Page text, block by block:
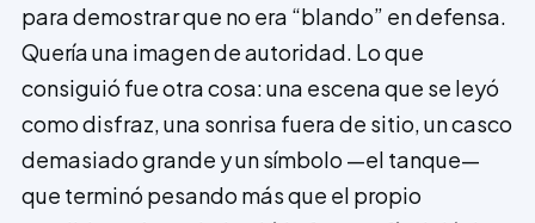
para demostrar que no era “blando” en defensa.
Quería una imagen de autoridad. Lo que
consiguió fue otra cosa: una escena que se leyó
como disfraz, una sonrisa fuera de sitio, un casco
demasiado grande y un símbolo —el tanque—
que terminó pesando más que el propio